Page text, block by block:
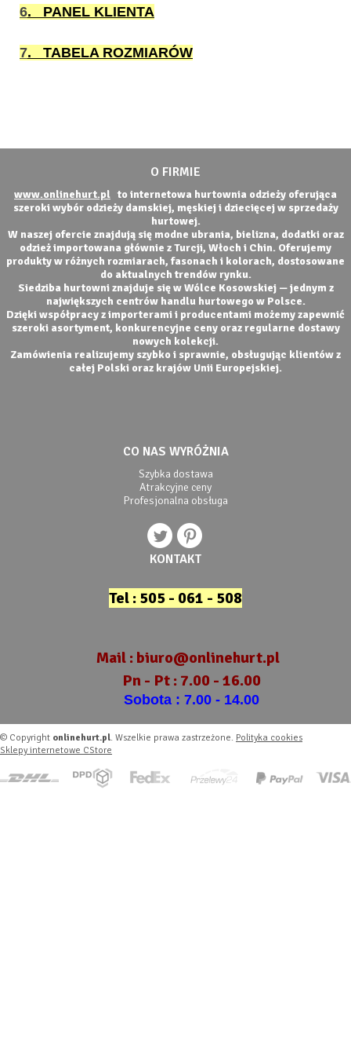
6. PANEL KLIENTA
7. TABELA ROZMIARÓW
O FIRMIE
www.onlinehurt.pl to internetowa hurtownia odzieży oferująca
szeroki wybór odzieży damskiej, męskiej i dziecięcej w sprzedaży
hurtowej.
W naszej ofercie znajdują się modne ubrania, bielizna, dodatki oraz
odzież importowana głównie z Turcji, Włoch i Chin. Oferujemy
produkty w różnych rozmiarach, fasonach i kolorach, dostosowane
do aktualnych trendów rynku.
Siedziba hurtowni znajduje się w Wólce Kosowskiej — jednym z
największych centrów handlu hurtowego w Polsce.
Dzięki współpracy z importerami i producentami możemy zapewnić
szeroki asortyment, konkurencyjne ceny oraz regularne dostawy
nowych kolekcji.
Zamówienia realizujemy szybko i sprawnie, obsługując klientów z
całej Polski oraz krajów Unii Europejskiej.
CO NAS WYRÓŻNIA
Szybka dostawa
Atrakcyjne ceny
Profesjonalna obsługa
KONTAKT
Tel : 505 - 061 - 508
Mail : biuro@onlinehurt.pl
Pn - Pt : 7.00 - 16.00
Sobota : 7.00 - 14.00
© Copyright onlinehurt.pl. Wszelkie prawa zastrzeżone. Polityka cookies
Sklepy internetowe CStore